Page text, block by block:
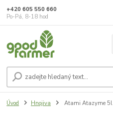
+420 605 550 660
Po-Pá, 8-18 hod
Úvod Hnojiva Atami Atazyme 5l